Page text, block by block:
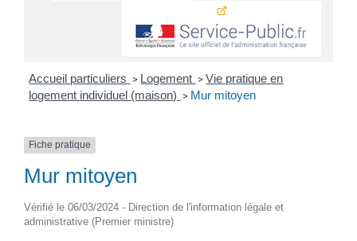
Accueil particuliers > Logement > Vie pratique en
logement individuel (maison) > Mur mitoyen
Fiche pratique
Mur mitoyen
Vérifié le 06/03/2024 - Direction de l'information légale et
administrative (Premier ministre)